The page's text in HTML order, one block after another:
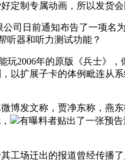
定制专属动画，所以发货会
司日前通知布告了一项名
听器和听力测试功能？
2006年的原版《兵士》，
以扩展子卡的体例毗连从
发文称，贾净东称，燕东
有曝料者贴出了一张预
场迁出的报道曾经传播了